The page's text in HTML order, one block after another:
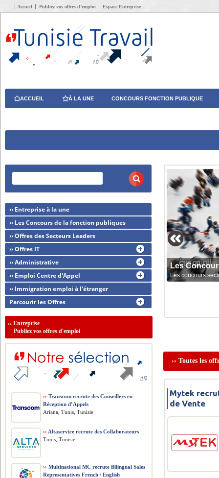
Accueil Publiez vos offres d’emploi Espace Entreprise
ACCUEIL À LA UNE CONCOURS FONCTION PUBLIQUE
Les
Les concours
›› Toutes les
Mytek
de Vente
›› Entreprise à la une
›› Les Concours de la fonction publiques
›› Offres des Secteurs Leaders
›› Offres IT
›› Administrative
›› Emploi Centre d'Appel
›› Immigration emploi à l'étranger
Parcourir les Offres
››Entreprise
Publiez vos offres d'emploi
›› Transcom recrute des Conseillers en
Réception d’Appels
Ariana, Tunis, Tunisie
›› Altaservice recrute des Collaborateurs
Tunis, Tunisie
›› Multinational MC recrute Bilingual Sales
Representatives French / English